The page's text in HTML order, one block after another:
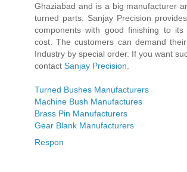
Ghaziabad and is a big manufacturer
turned parts. Sanjay Precision
components with good finishing to its
cost. The customers can demand
Industry by special order. If you want
contact Sanjay Precision.
Turned Bushes Manufacturers
Machine Bush Manufactures
Brass Pin Manufacturers
Gear Blank Manufacturers
Respon